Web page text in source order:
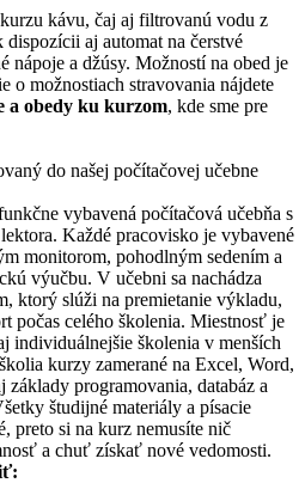
kávu, čaj aj filtrovanú vodu z
dispozícii aj automat na čerstvé
nápoje a džúsy. Možností na obed je
o možnostiach stravovania nájdete
a obedy ku kurzom, kde sme pre
do našej počítačovej učebne
vybavená počítačová učebňa s
Každé pracovisko je vybavené
monitorom, pohodlným sedením a
výučbu. V učebni sa nachádza
ktorý slúži na premietanie výkladu,
počas celého školenia. Miestnosť je
individuálnejšie školenia v menších
kurzy zamerané na Excel, Word,
programovania, databáz a
študijné materiály a písacie
preto si na kurz nemusíte nič
a chuť získať nové vedomosti.